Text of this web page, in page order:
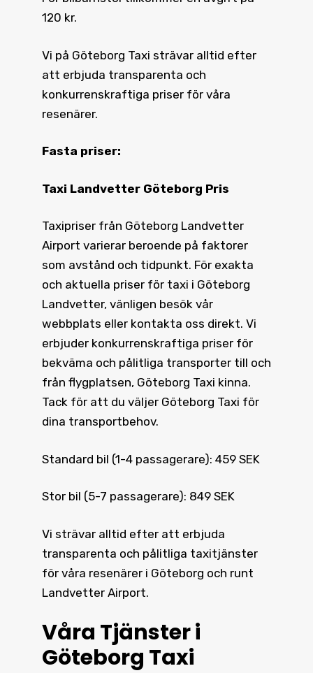
120 kr.
Vi på Göteborg Taxi strävar alltid efter
att erbjuda transparenta och
konkurrenskraftiga priser för våra
resenärer.
Fasta priser:
Taxi Landvetter Göteborg Pris
Taxipriser från Göteborg Landvetter
Airport varierar beroende på faktorer
som avstånd och tidpunkt. För exakta
och aktuella priser för taxi i Göteborg
Landvetter, vänligen besök vår
webbplats eller kontakta oss direkt. Vi
erbjuder konkurrenskraftiga priser för
bekväma och pålitliga transporter till och
från flygplatsen, Göteborg Taxi kinna.
Tack för att du väljer Göteborg Taxi för
dina transportbehov.
Standard bil (1-4 passagerare): 459 SEK
Stor bil (5-7 passagerare): 849 SEK
Vi strävar alltid efter att erbjuda
transparenta och pålitliga taxitjänster
för våra resenärer i Göteborg och runt
Landvetter Airport.
Våra Tjänster i
Göteborg Taxi